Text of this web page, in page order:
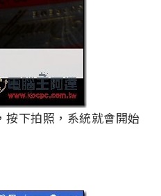
下拍照，系統就會開始